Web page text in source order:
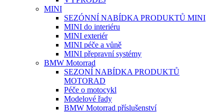
MINI
SEZÓNNÍ NABÍDKA PRODUKTŮ MINI
MINI do interiéru
MINI exteriér
MINI péče a vůně
MINI přepravní systémy
BMW Motorrad
SEZONÍ NABÍDKA PRODUKTŮ
MOTORAD
Péče o motocykl
Modelové řady
BMW Motorrad příslušenství